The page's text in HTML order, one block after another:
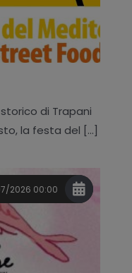
di Trapani
la festa del [...]
2026 00:00